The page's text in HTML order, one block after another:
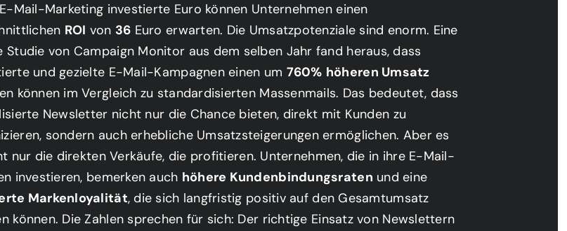
Mail-Marketing investierte Euro können Unternehmen einen
ROI von 36 Euro erwarten. Die Umsatzpotenziale sind enorm. Eine
Studie von Campaign Monitor aus dem selben Jahr fand heraus, dass
und gezielte E-Mail-Kampagnen einen um 760% höheren Umsatz
können im Vergleich zu standardisierten Massenmails. Das bedeutet, dass
Newsletter nicht nur die Chance bieten, direkt mit Kunden zu
sondern auch erhebliche Umsatzsteigerungen ermöglichen. Aber es
nur die direkten Verkäufe, die profitieren. Unternehmen, die in ihre E-Mail-
investieren, bemerken auch höhere Kundenbindungsraten und eine
Markenloyalität, die sich langfristig positiv auf den Gesamtumsatz
können. Die Zahlen sprechen für sich: Der richtige Einsatz von Newslettern
Dezign
zur Business Dezigner Academy
Dezign“ kostenlos! Starte
Webseite einfach und ohne
dich ein und beginne sofort!
klicken Sie auf die
Sie, dass dabei Daten
werden.